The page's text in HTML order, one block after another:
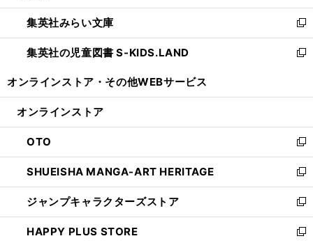
開
く
ウ
で
開
く
ン
ド
ウ
で
ウ
ィ
ン
ド
開
集英社みらい文庫
新
し
い
ン
ウ
で
開
く
集英社の児童図書 S-KIDS.LAND
新
ウ
ン
ド
ウ
で
開
く
オンラインストア・ その他WEBサービス
オンラインストア
OTO
新
し
い
ウ
ィ
ン
ド
SHUEISHA MANGA-ART HERITAGE
新
し
い
ウ
ィ
ジャンプキャラクターズストア
新
し
い
HAPPY PLUS STORE
新